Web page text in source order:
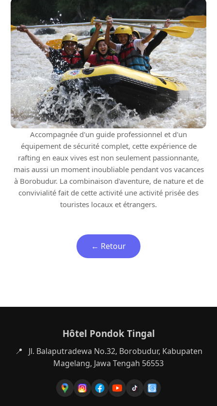
Accompagnée d'un guide professionnel et d'un
équipement de sécurité complet, cette expérience de
rafting en eaux vives est non seulement passionnante,
mais aussi un moment inoubliable pendant vos vacances
à Borobudur. La combinaison d'aventure, de nature et de
convivialité fait de cette activité une activité prisée des
touristes locaux et étrangers.
← Retour
Hôtel Pondok Tingal
📍
Jl. Balaputradewa No.32, Borobudur, Kabupaten
Magelang, Jawa Tengah 56553